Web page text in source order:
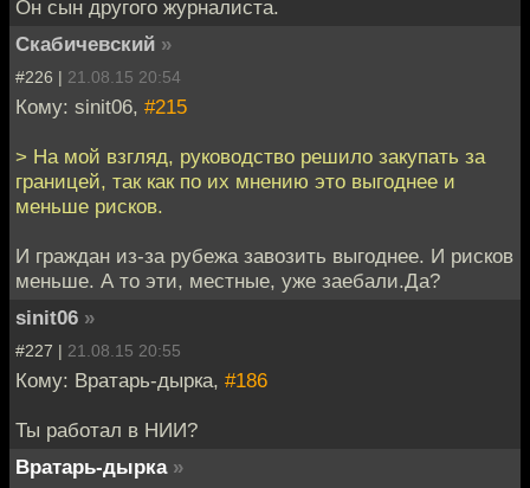
Он сын другого журналиста.
Скабичевский »
#226 | 21.08.15 20:54
Кому: sinit06, #215
> На мой взгляд, руководство решило закупать за
границей, так как по их мнению это выгоднее и
меньше рисков.
И граждан из-за рубежа завозить выгоднее. И рисков
меньше. А то эти, местные, уже заебали.Да?
sinit06 »
#227 | 21.08.15 20:55
Кому: Вратарь-дырка, #186
Ты работал в НИИ?
Вратарь-дырка »